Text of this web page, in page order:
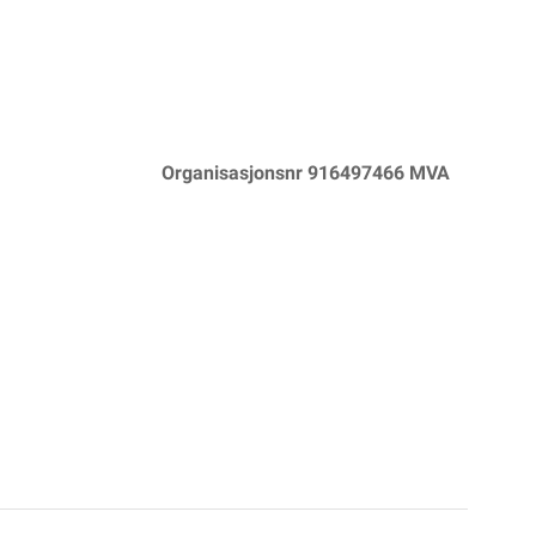
Organisasjonsnr 916497466 MVA